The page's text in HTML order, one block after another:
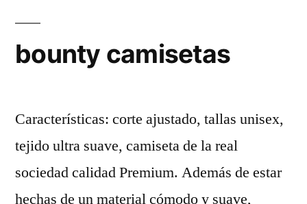
bounty camisetas
Características: corte ajustado, tallas unisex,
tejido ultra suave, camiseta de la real
sociedad calidad Premium. Además de estar
hechas de un material cómodo y suave,